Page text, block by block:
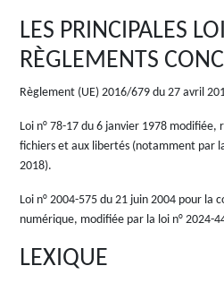
LES PRINCIPALES
RÈGLEMENTS
Règlement (UE) 2016/679 du 27 avril
Loi n° 78-17 du 6 janvier 1978
fichiers et aux libertés (notamment par
2018).
Loi n° 2004-575 du 21 juin 2004 pour la
numérique, modifiée par la loi n° 2024-
LEXIQUE